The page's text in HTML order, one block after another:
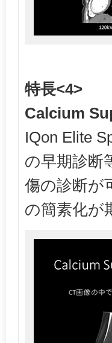
特長<4>
Calcium
IQon Elite
の早期診断
傷の診断が
の簡素化が